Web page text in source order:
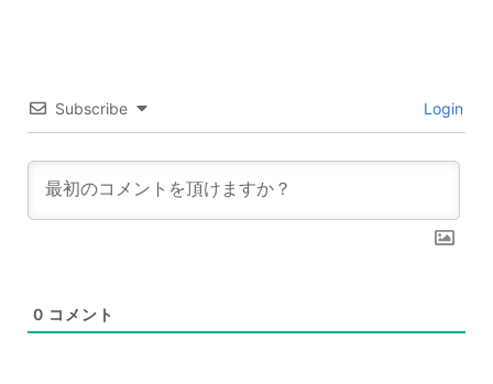
Subscribe Login
0 コメント